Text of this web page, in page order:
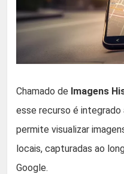
Chamado de Imagens
esse recurso é integrado
permite visualizar
locais, capturadas ao
Google.